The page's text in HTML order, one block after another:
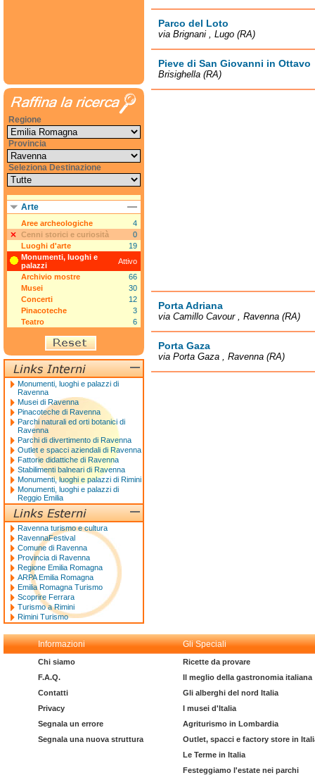
Parco del Loto
via Brignani , Lugo (RA)
Pieve di San Giovanni in Ottavo
Brisighella (RA)
Porta Adriana
via Camillo Cavour , Ravenna (RA)
Porta Gaza
via Porta Gaza , Ravenna (RA)
Regione
Provincia
Seleziona Destinazione
Arte
Aree archeologiche
4
Cenni storici e curiosità
0
Luoghi d'arte
19
Monumenti, luoghi e
palazzi
Attivo
Archivio mostre
66
Musei
30
Concerti
12
Pinacoteche
3
Teatro
6
Monumenti, luoghi e palazzi di
Ravenna
Musei di Ravenna
Pinacoteche di Ravenna
Parchi naturali ed orti botanici di
Ravenna
Parchi di divertimento di Ravenna
Outlet e spacci aziendali di Ravenna
Fattorie didattiche di Ravenna
Stabilimenti balneari di Ravenna
Monumenti, luoghi e palazzi di Rimini
Monumenti, luoghi e palazzi di
Reggio Emilia
Ravenna turismo e cultura
RavennaFestival
Comune di Ravenna
Provincia di Ravenna
Regione Emilia Romagna
ARPA Emilia Romagna
Emilia Romagna Turismo
Scoprire Ferrara
Turismo a Rimini
Rimini Turismo
Informazioni Gli Speciali
Chi siamo
F.A.Q.
Contatti
Privacy
Segnala un errore
Segnala una nuova struttura
Ricette da provare
Il meglio della gastronomia italiana
Gli alberghi del nord Italia
I musei d'Italia
Agriturismo in Lombardia
Outlet, spacci e factory store in
Le Terme in Italia
Festeggiamo l'estate nei parchi